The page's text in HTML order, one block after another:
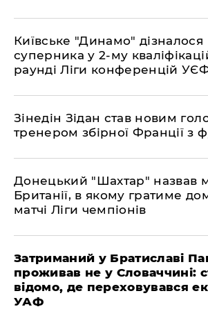
Київське "Динамо" дізналося
суперника у 2-му
раунді Ліги конференцій
​Зінедін Зідан став новим
тренером збірної Франції з
Донецький "Шахтар" назвав
Британії, в якому гратиме
матчі Ліги чемпіонів
Затриманий у Братиславі
проживав не у Словаччині:
відомо, де переховувався
УАФ